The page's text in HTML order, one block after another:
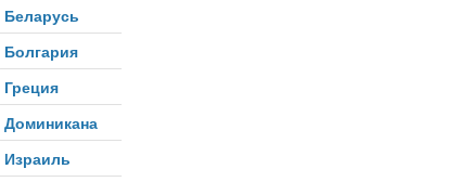
Беларусь
Болгария
Греция
Доминикана
Израиль